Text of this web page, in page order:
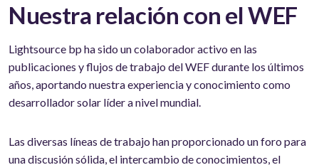
Nuestra relación con el WEF
Lightsource bp ha sido un colaborador activo en las
publicaciones y flujos de trabajo del WEF durante los últimos
años, aportando nuestra experiencia y conocimiento como
desarrollador solar líder a nivel mundial.
Las diversas líneas de trabajo han proporcionado un foro para
una discusión sólida, el intercambio de conocimientos, el